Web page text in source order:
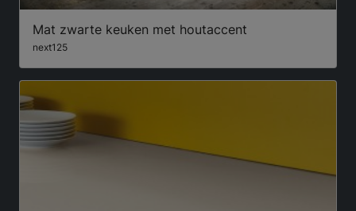
Mat zwarte keuken met houtaccent
next125